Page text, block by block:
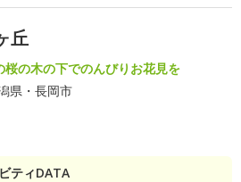
丘
桜の木の下でのんびりお花見を
県・長岡市
ティDATA